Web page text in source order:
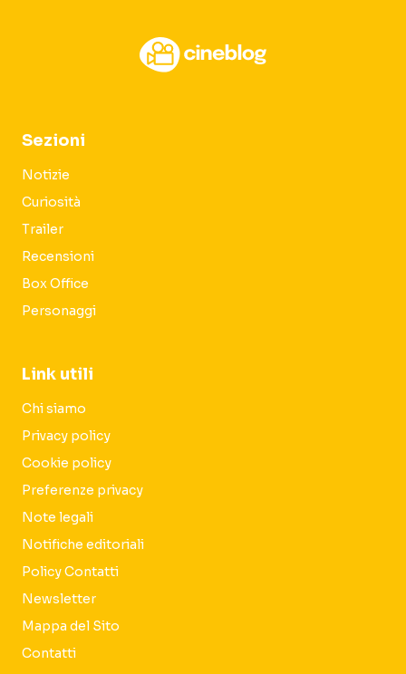
Sezioni
Notizie
Curiosità
Trailer
Recensioni
Box Office
Personaggi
Link utili
Chi siamo
Privacy policy
Cookie policy
Preferenze privacy
Note legali
Notifiche editoriali
Policy Contatti
Newsletter
Mappa del Sito
Contatti